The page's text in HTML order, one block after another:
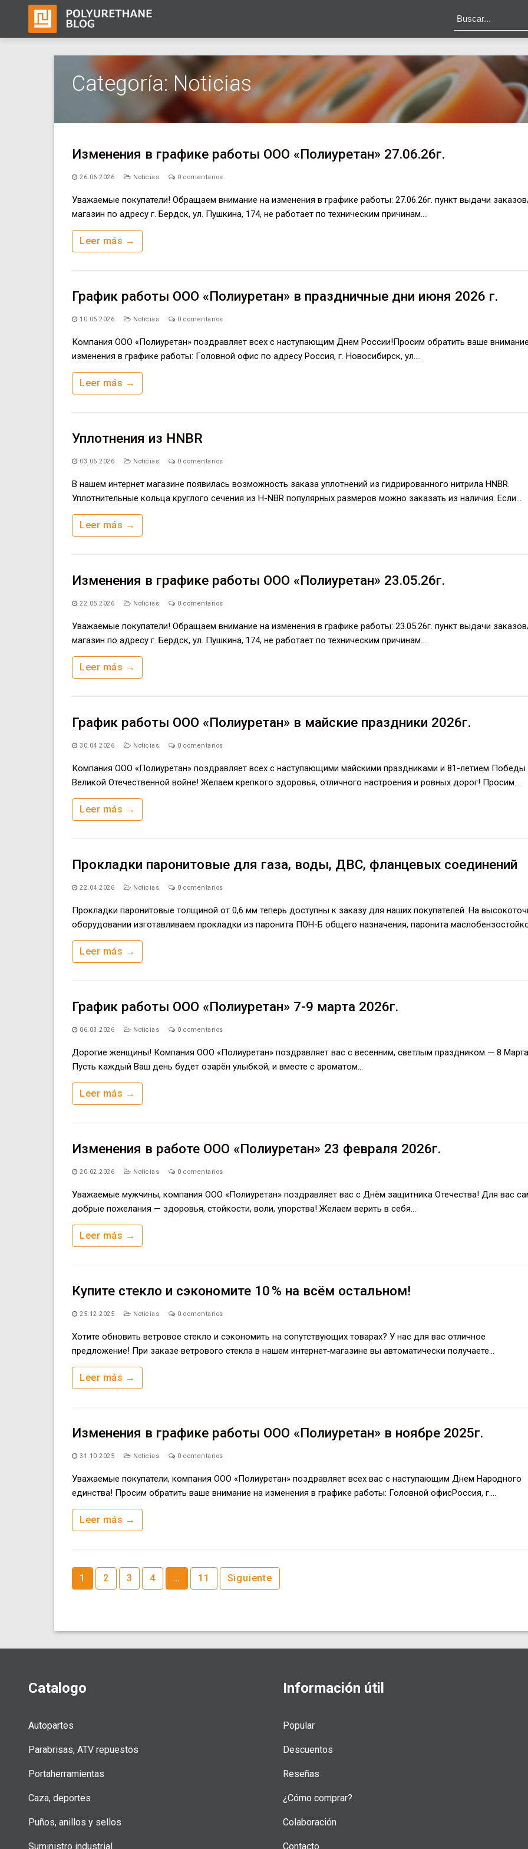
contenido
Categoría: Noticias
Изменения в графике работы ООО «Полиуретан» 27.06.26г.
26.06.2026 Noticias 0 comentarios
Уважаемые покупатели! Обращаем внимание на изменения в графике работы: 27.06.26г. пункт выдачи
магазин по адресу г. Бердск, ул. Пушкина, 174, не работает по техническим причинам.…
Leer más →
График работы ООО «Полиуретан» в праздничные дни июня 2026 г.
10.06.2026 Noticias 0 comentarios
Компания ООО «Полиуретан» поздравляет всех с наступающим Днем России!Просим обратить ваше
изменения в графике работы: Головной офис по адресу Россия, г. Новосибирск, ул.…
Leer más →
Уплотнения из HNBR
03.06.2026 Noticias 0 comentarios
В нашем интернет магазине появилась возможность заказа уплотнений из гидрированного нитрила HNBR.
Уплотнительные кольца круглого сечения из H-NBR популярных размеров можно заказать из наличия. Если…
Leer más →
Изменения в графике работы ООО «Полиуретан» 23.05.26г.
22.05.2026 Noticias 0 comentarios
Уважаемые покупатели! Обращаем внимание на изменения в графике работы: 23.05.26г. пункт выдачи
магазин по адресу г. Бердск, ул. Пушкина, 174, не работает по техническим причинам.…
Leer más →
График работы ООО «Полиуретан» в майские праздники 2026г.
30.04.2026 Noticias 0 comentarios
Компания ООО «Полиуретан» поздравляет всех с наступающими майскими праздниками и 81-летием Победы
Великой Отечественной войне! Желаем крепкого здоровья, отличного настроения и ровных дорог! Просим…
Leer más →
Прокладки паронитовые для газа, воды, ДВС, фланцевых соединений
22.04.2026 Noticias 0 comentarios
Прокладки паронитовые толщиной от 0,6 мм теперь доступны к заказу для наших покупателей. На
оборудовании изготавливаем прокладки из паронита ПОН-Б общего назначения, паронита
Leer más →
График работы ООО «Полиуретан» 7-9 марта 2026г.
06.03.2026 Noticias 0 comentarios
Дорогие женщины! Компания ООО «Полиуретан» поздравляет вас с весенним, светлым праздником — 8
Пусть каждый Ваш день будет озарён улыбкой, и вместе с ароматом…
Leer más →
Изменения в работе ООО «Полиуретан» 23 февраля 2026г.
20.02.2026 Noticias 0 comentarios
Уважаемые мужчины, компания ООО «Полиуретан» поздравляет вас с Днём защитника Отечества! Для вас
добрые пожелания — здоровья, стойкости, воли, упорства! Желаем верить в себя…
Leer más →
Купите стекло и сэкономите 10 % на всём остальном!
25.12.2025 Noticias 0 comentarios
Хотите обновить ветровое стекло и сэкономить на сопутствующих товарах? У нас для вас отличное
предложение! При заказе ветрового стекла в нашем интернет‑магазине вы автоматически получаете…
Leer más →
Изменения в графике работы ООО «Полиуретан» в ноябре 2025г.
31.10.2025 Noticias 0 comentarios
Уважаемые покупатели, компания ООО «Полиуретан» поздравляет всех вас с наступающим Днем Народного
единства! Просим обратить ваше внимание на изменения в графике работы: Головной офисРоссия, г.…
Leer más →
Paginación
1 2 3 4 … 11 Siguiente
Catalogo
Autopartes
Parabrisas, ATV repuestos
Portaherramientas
Caza, deportes
Puños, anillos y sellos
Suministro industrial
Información útil
Popular
Descuentos
Reseñas
¿Cómo comprar?
Colaboración
Contacto